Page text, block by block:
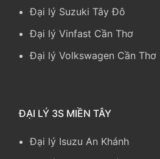
Đại lý Suzuki Tây Đô
Đại lý Vinfast Cần Thơ
Đại lý Volkswagen Cần Thơ
ĐẠI LÝ 3S MIỀN TÂY
Đại lý Isuzu An Khánh